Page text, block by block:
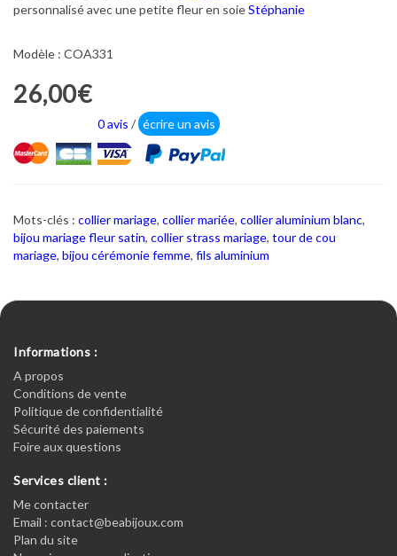
personnalisé avec une petite fleur en soieStéphanie
Modèle : COA331
26,00€
0 avis / écrire un avis
Mots-clés : collier mariage, collier mariée, collier aluminium blanc,
bijou mariage fleur satin, collier strass mariage, tour de cou
mariage, bijou cérémonie femme, fils aluminium
Informations :
A propos
Conditions de vente
Politique de confidentialité
Sécurité des paiements
Foire aux questions
Services client :
Me contacter
Email : contact@beabijoux.com
Plan du site